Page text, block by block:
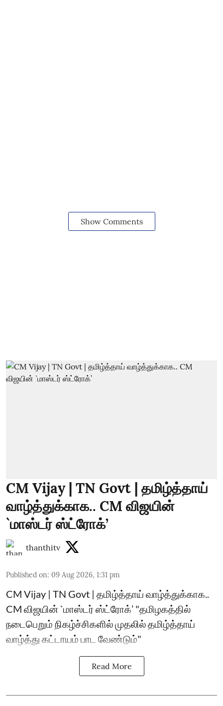
Show Comments
CM Vijay | TN Govt | தமிழ்த்தாய்
வாழ்த்துக்காக.. CM விஜயின்
`மாஸ்டர் ஸ்ட்ரோக்’
thanthitv
Published on: 09 Aug 2026, 1:31 pm
CM Vijay | TN Govt | தமிழ்த்தாய் வாழ்த்துக்காக..
CM விஜயின் `மாஸ்டர் ஸ்ட்ரோக்’ "தமிழகத்தில்
நடைபெறும் நிகழ்ச்சிகளில் முதலில் தமிழ்த்தாய்
வாழ்த்து கட்டாயம் பாட வேண்டும்"
Read More